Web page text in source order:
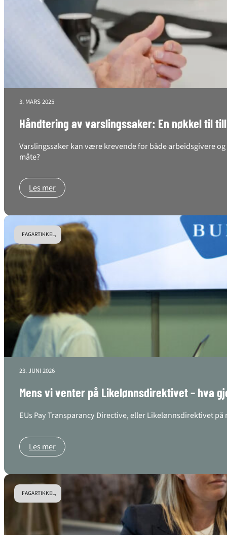
3. MARS 2025
Håndtering av varslingssaker: En nøkkel til
Varslingssaker kan være krevende for både arbeidsgivere
måte?
Les mer
FAGARTIKKEL,
23. JUNI 2026
Mens vi venter på Likelønnsdirektivet – hva
EUs Pay Transparancy Directive, eller Likelønnsdirektivet
Les mer
FAGARTIKKEL,